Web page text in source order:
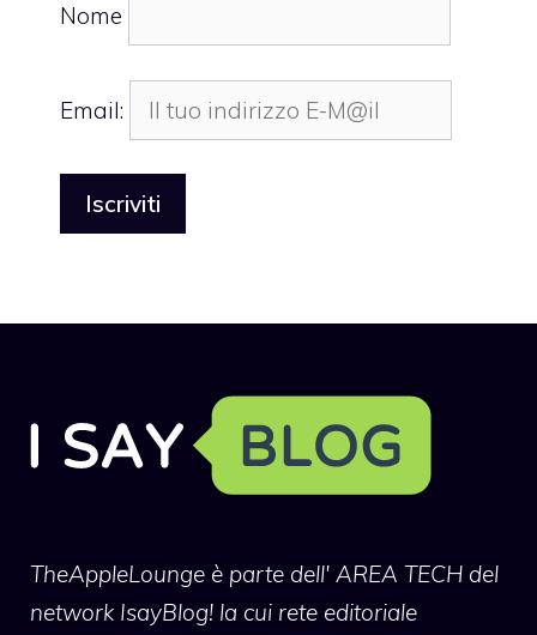
Nome
Email:
TheAppleLounge è parte dell' AREA TECH del
network IsayBlog! la cui rete editoriale